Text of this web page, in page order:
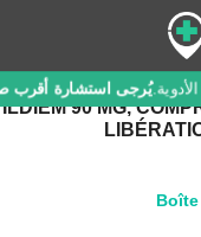
يُرجى استشارة أقرب
90 MG,